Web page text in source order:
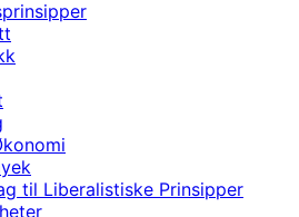
til Liberalistiske Prinsipper